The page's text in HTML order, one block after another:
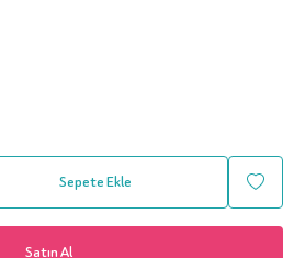
Sepete Ekle
Satın Al